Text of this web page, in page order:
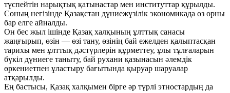
түспейтін нарықтық қатынастар мен институттар құрылды.
Соның негізінде Қазақстан дүниежүзілік экономикада өз орны
бар елге айналды.
Он бес жыл ішінде Қазақ халқының ұлттық санасы
жаңғырып, өзін — өзі тану, өзінің бай ежелден қалыптасқан
тарихы мен ұлттық дәстүрлерін құрметтеу, ұлы тұлғаларын
бүкіл дүниеге таныту, бай рухани қазынасын әлемдік
өркениетпен ұластыру бағытында қыруар шаруалар
атқарылды.
Ең бастысы, Қазақ халқымен бірге әр түрлі этностардың да